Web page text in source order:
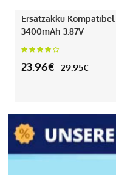
Ersatzakku Kompatibel
3400mAh 3.87V
23.96€ 29.95€